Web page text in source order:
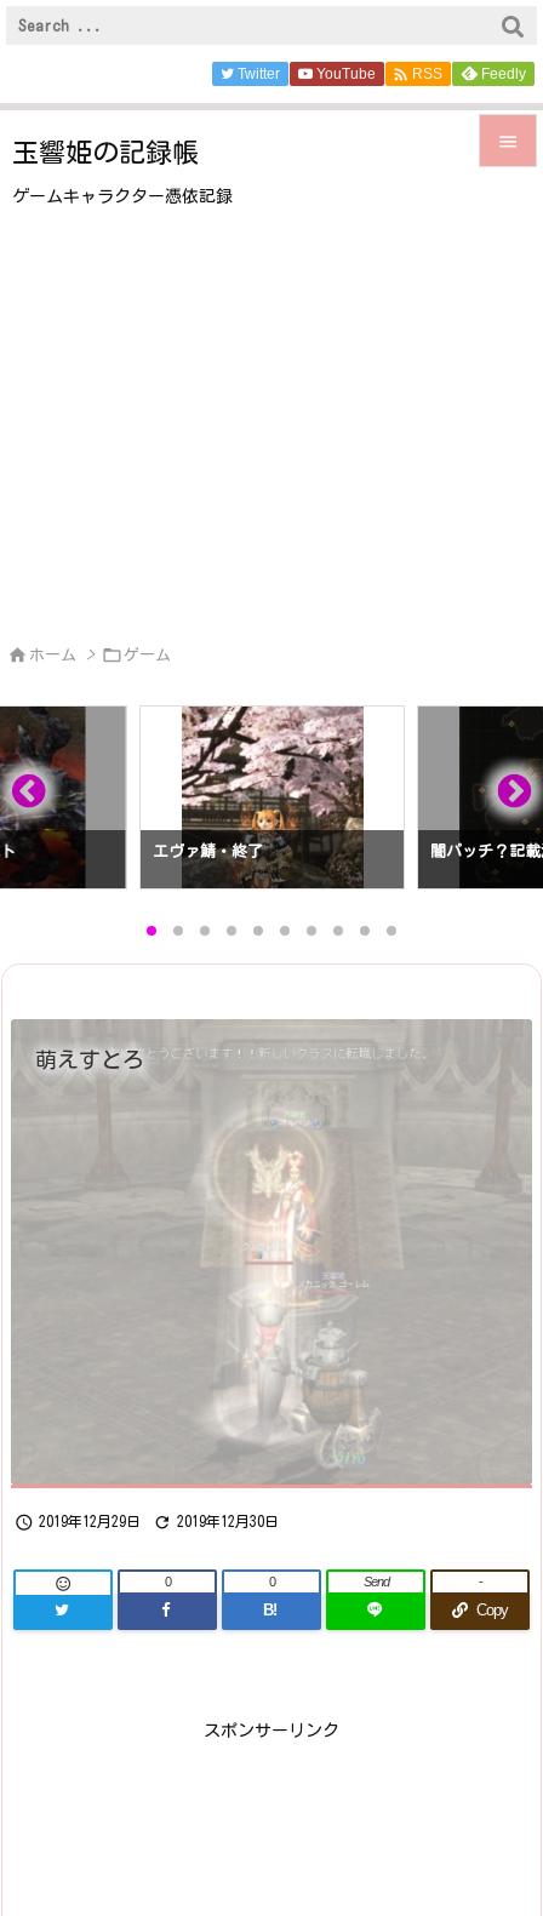

Twitter YouTube  RSS Feedly
玉響姫の記録帳
ゲームキャラクター憑依記録
 ホーム >  ゲーム
エヴァ鯖・終了 闇パッチ？記
萌えすとろ
 2019年12月29日  2019年12月30日
 0
B!
0 Send
Copy
-
スポンサーリンク